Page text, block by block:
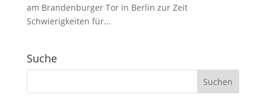
am Brandenburger Tor in Berlin zur Zeit
Schwierigkeiten für...
Suche